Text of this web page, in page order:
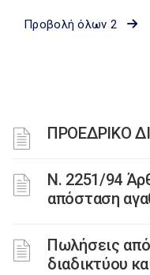
Προβολή όλων 2
ΠΡΟΕΔΡΙΚΟ
Ν. 2251/94
απόσταση
Πωλήσεις
διαδικτύου